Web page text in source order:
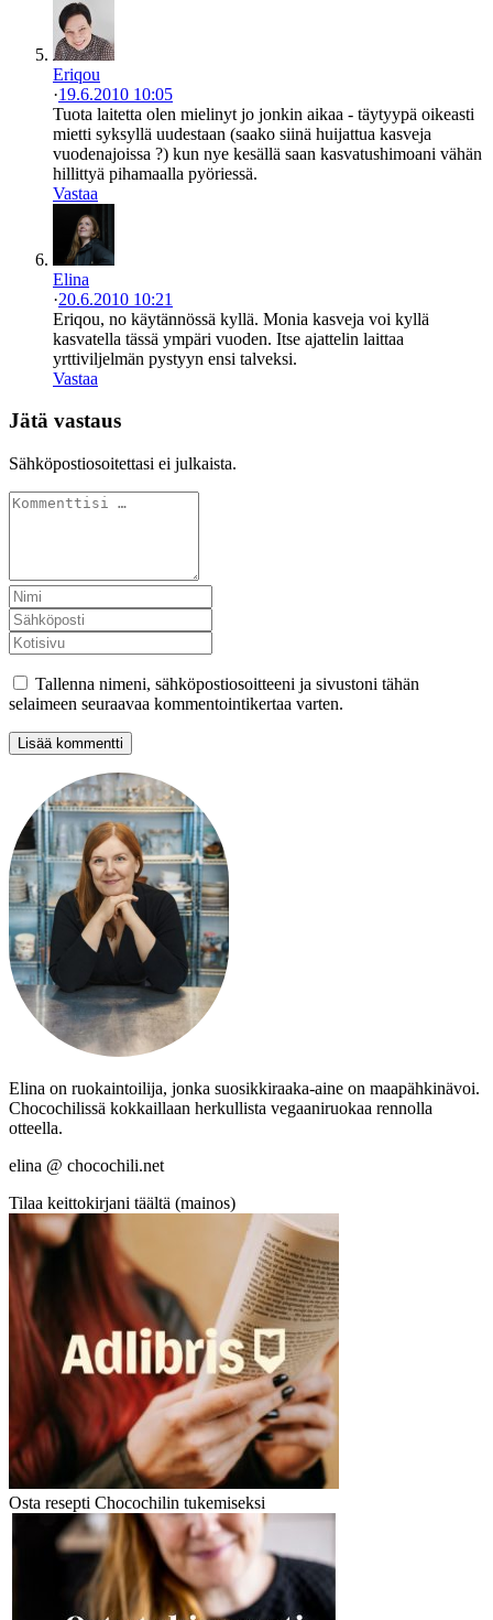
Eriqou
·19.6.2010 10:05
Tuota laitetta olen mielinyt jo jonkin aikaa - täytyypä oikeasti
mietti syksyllä uudestaan (saako siinä huijattua kasveja
vuodenajoissa ?) kun nye kesällä saan kasvatushimoani vähän
hillittyä pihamaalla pyöriessä.
Vastaa
Elina
·20.6.2010 10:21
Eriqou, no käytännössä kyllä. Monia kasveja voi kyllä
kasvatella tässä ympäri vuoden. Itse ajattelin laittaa
yrttiviljelmän pystyyn ensi talveksi.
Vastaa
Jätä vastaus
Sähköpostiosoitettasi ei julkaista.
Tallenna nimeni, sähköpostiosoitteeni ja sivustoni tähän
selaimeen seuraavaa kommentointikertaa varten.
Elina on ruokaintoilija, jonka suosikkiraaka-aine on maapähkinävoi.
Chocochilissä kokkaillaan herkullista vegaaniruokaa rennolla
otteella.
elina @ chocochili.net
Tilaa keittokirjani täältä (mainos)
Osta resepti Chocochilin tukemiseksi